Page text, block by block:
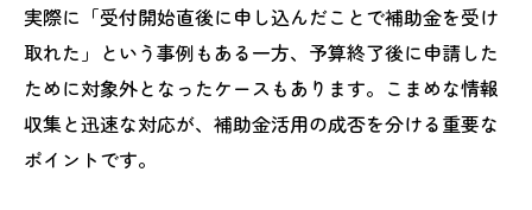
エコキュート補助金の種類と選び方ポイン
ト
自治体ごとのエコキュート補助金の特徴と
実際に「受付開始直後に申し込んだことで補助金を受け
取れた」という事例もある一方、予算終了後に申請した
ために対象外となったケースもあります。こまめな情報
収集と迅速な対応が、補助金活用の成否を分ける重要な
ポイントです。